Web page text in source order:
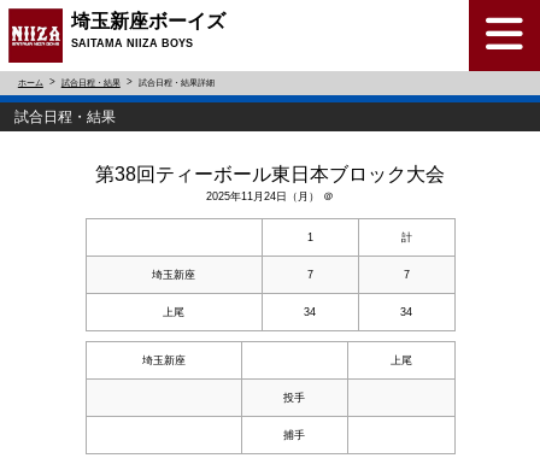
埼玉新座ボーイズ
SAITAMA NIIZA BOYS
ホーム 試合日程・結果 試合日程・結果詳細
試合日程・結果
第38回ティーボール東日本ブロック大会
2025年11月24日（月） ＠
1 計
埼玉新座 7 7
上尾 34 34
埼玉新座 上尾
投手
捕手